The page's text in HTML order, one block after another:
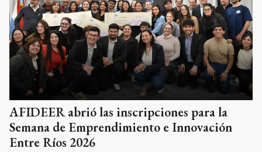
AFIDEER abrió las inscripciones para la
Semana de Emprendimiento e Innovación
Entre Ríos 2026